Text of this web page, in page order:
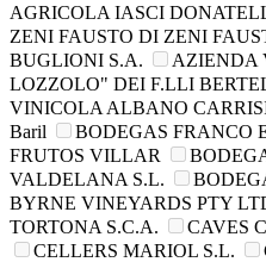
AGRICOLA IASCI
ZENI FAUSTO DI ZENI
BUGLIONI S.A.
AZIENDA
LOZZOLO" DEI F.LLI
VINICOLA ALBANO
Baril
BODEGAS FRANCO
FRUTOS VILLAR
VALDELANA S.L.
BYRNE VINEYARDS PTY
TORTONA S.C.A.
CAVES
CELLERS MARIOL S.L.